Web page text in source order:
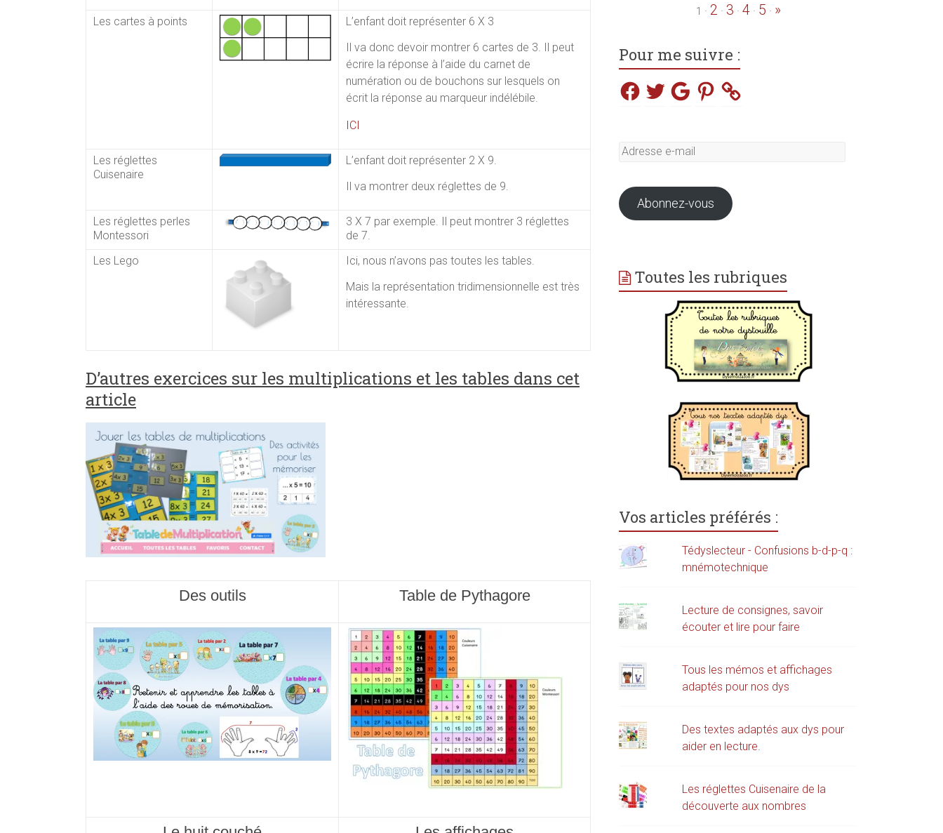
Les cartes à points
L’enfant doit représenter 6 X 3
Il va donc devoir montrer 6 cartes de 3. Il peut
écrire la réponse à l’aide du carnet de
numération ou de bouchons sur lesquels on
écrit la réponse au marqueur indélébile.
ICI
Les réglettes
Cuisenaire
L’enfant doit représenter 2 X 9.
Il va montrer deux réglettes de 9.
Les réglettes perles
Montessori
3 X 7 par exemple. Il peut montrer 3 réglettes
de 7.
Les Lego
Ici, nous n’avons pas toutes les tables.
Mais la représentation tridimensionnelle est très
intéressante.
D’autres exercices sur les multiplications et les tables dans cet
article
Des outils Table de Pythagore
1 · 2 · 3 · 4· 5 · »
Pour me suivre :
Facebook
TwitterGooglePinterest
Adresse
Abonnez-vous
Toutes les rubriques
Vos articles préférés :
Tédyslecteur - Confusions b-d-p-q :
mnémotechnique
Lecture de consignes, savoir
écouter et lire pour faire
Tous les mémos et affichages
adaptés pour nos dys
Des textes adaptés aux dys pour
aider en lecture.
Les réglettes Cuisenaire de la
découverte aux nombres